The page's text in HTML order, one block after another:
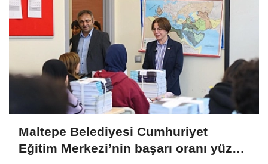
Maltepe Belediyesi Cumhuriyet
Eğitim Merkezi’nin başarı oranı yüzde